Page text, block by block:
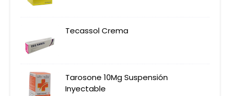
Tecassol Crema
Tarosone 10Mg Suspensión
Inyectable